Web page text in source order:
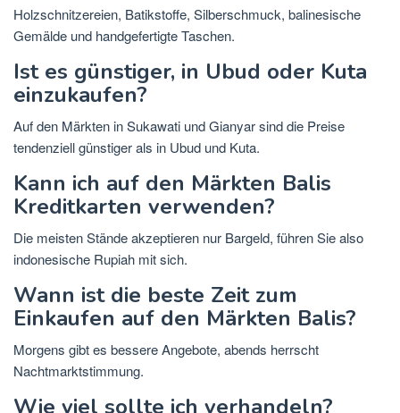
Holzschnitzereien, Batikstoffe, Silberschmuck, balinesische
Gemälde und handgefertigte Taschen.
Ist es günstiger, in Ubud oder Kuta
einzukaufen?
Auf den Märkten in Sukawati und Gianyar sind die Preise
tendenziell günstiger als in Ubud und Kuta.
Kann ich auf den Märkten Balis
Kreditkarten verwenden?
Die meisten Stände akzeptieren nur Bargeld, führen Sie also
indonesische Rupiah mit sich.
Wann ist die beste Zeit zum
Einkaufen auf den Märkten Balis?
Morgens gibt es bessere Angebote, abends herrscht
Nachtmarktstimmung.
Wie viel sollte ich verhandeln?